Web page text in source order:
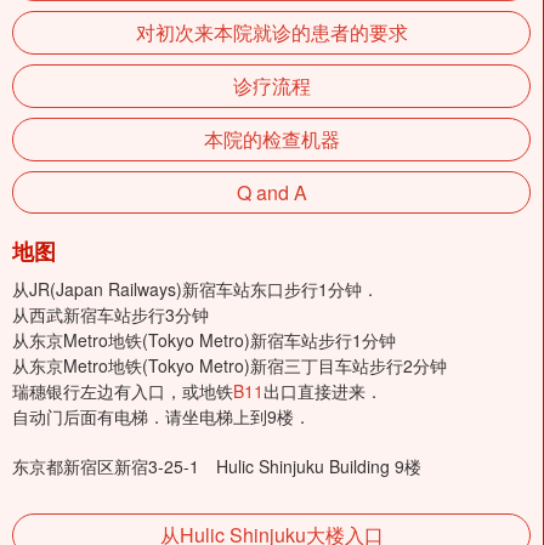
对初次来本院就诊的患者的要求
诊疗流程
本院的检查机器
Q and A
地图
从JR(Japan Railways)新宿车站东口步行1分钟．
从西武新宿车站步行3分钟
从东京Metro地铁(Tokyo Metro)新宿车站步行1分钟
从东京Metro地铁(Tokyo Metro)新宿三丁目车站步行2分钟
瑞穗银行左边有入口，或地铁B11 出口直接进来．
自动门后面有电梯．请坐电梯上到9楼．
东京都新宿区新宿3-25-1 Hulic Shinjuku Building 9楼
从Hulic Shinjuku大楼入口